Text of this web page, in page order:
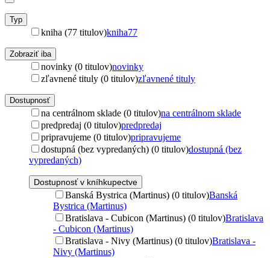
Typ
kniha (77 titulov)kniha77
Zobraziť iba
novinky (0 titulov)novinky
zľavnené tituly (0 titulov)zľavnené tituly
Dostupnosť
na centrálnom sklade (0 titulov)na centrálnom sklade
predpredaj (0 titulov)predpredaj
pripravujeme (0 titulov)pripravujeme
dostupná (bez vypredaných) (0 titulov)dostupná (bez
vypredaných)
Dostupnosť v kníhkupectve
Banská Bystrica (Martinus) (0 titulov)Banská
Bystrica (Martinus)
Bratislava - Cubicon (Martinus) (0 titulov)Bratislava
- Cubicon (Martinus)
Bratislava - Nivy (Martinus) (0 titulov)Bratislava -
Nivy (Martinus)